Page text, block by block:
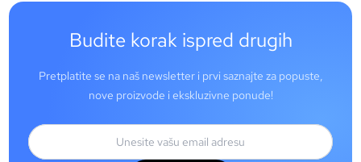
Budite korak ispred drugih
Pretplatite se na naš newsletter i prvi saznajte za popuste,
nove proizvode i ekskluzivne ponude!